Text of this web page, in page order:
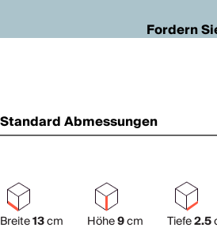
Fordern
Standard Abmessungen
Breite13cm Höhe9cm Tiefe2.5